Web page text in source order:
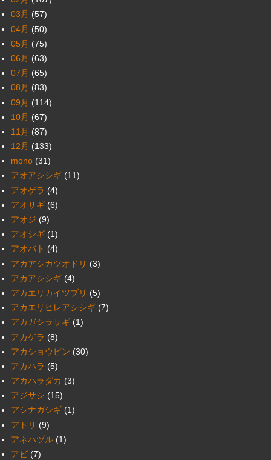
03月 (57)
04月 (50)
05月 (75)
06月 (63)
07月 (65)
08月 (83)
09月 (114)
10月 (67)
11月 (87)
12月 (133)
mono (31)
アオアシシギ (11)
アオゲラ (4)
アオサギ (6)
アオジ (9)
アオシギ (1)
アオバト (4)
アカアシカツオドリ (3)
アカアシシギ (4)
アカエリカイツブリ (5)
アカエリヒレアシシギ (7)
アカガシラサギ (1)
アカゲラ (8)
アカショウビン (30)
アカハラ (5)
アカハラダカ (3)
アジサシ (15)
アシナガシギ (1)
アトリ (9)
アネハヅル (1)
アビ (7)